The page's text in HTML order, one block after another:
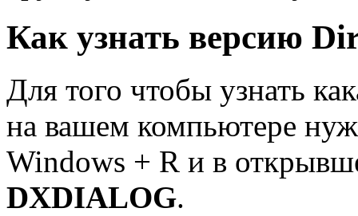
Как узнать версию
Для того чтобы узнать
на вашем компьютере
Windows + R и в
DXDIALOG.